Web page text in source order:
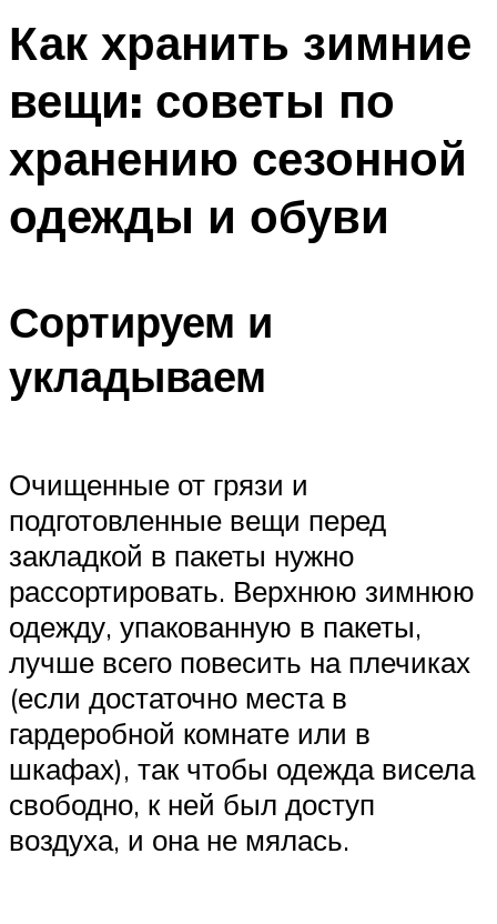
Как хранить зимние
вещи: советы по
хранению сезонной
одежды и обуви
Сортируем и
укладываем
Очищенные от грязи и
подготовленные вещи перед
закладкой в пакеты нужно
рассортировать. Верхнюю зимнюю
одежду, упакованную в пакеты,
лучше всего повесить на плечиках
(если достаточно места в
гардеробной комнате или в
шкафах), так чтобы одежда висела
свободно, к ней был доступ
воздуха, и она не мялась.